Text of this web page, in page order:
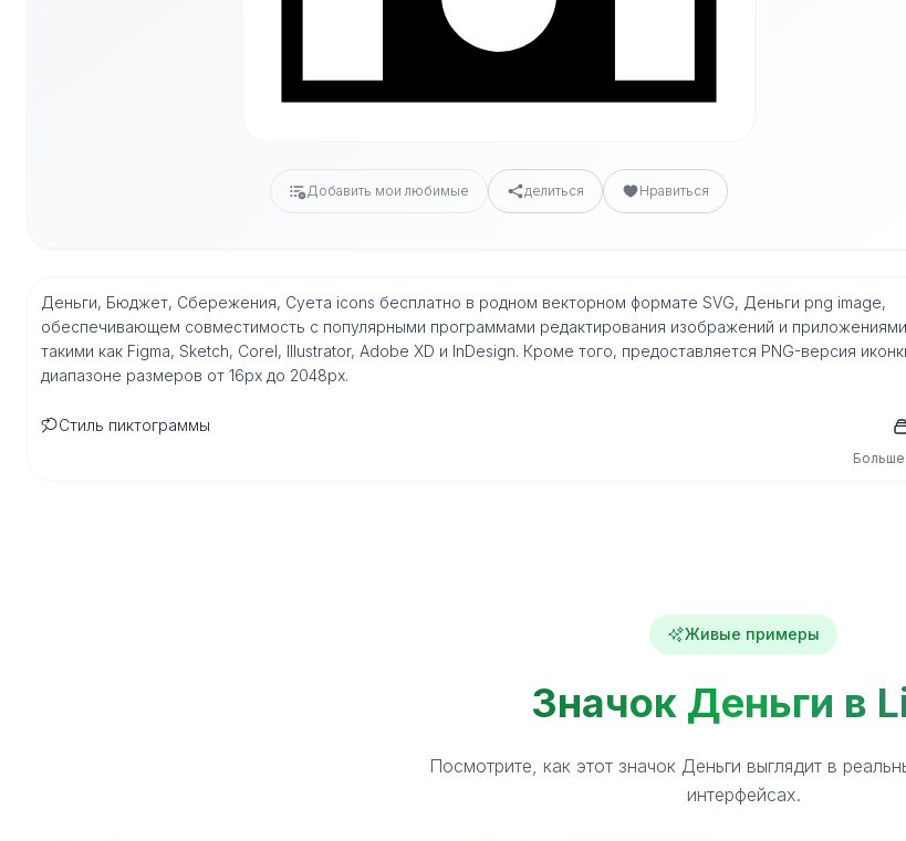
Добавить мои любимые делиться Нравиться
Деньги, Бюджет, Сбережения, Суета icons бесплатно в родном векторном формате SVG, Деньги png image,
обеспечивающем совместимость с популярными программами редактирования изображений и
такими как Figma, Sketch, Corel, Illustrator, Adobe XD и InDesign. Кроме того, предоставляется PNG-версия
диапазоне размеров от 16px до 2048px.
Стиль пиктограммы
Больше
Живые примеры
Значок Деньги в
Посмотрите, как этот значок Деньги выглядит в
интерфейсах.